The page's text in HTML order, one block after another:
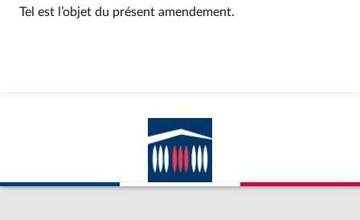
Tel est l’objet du présent amendement.